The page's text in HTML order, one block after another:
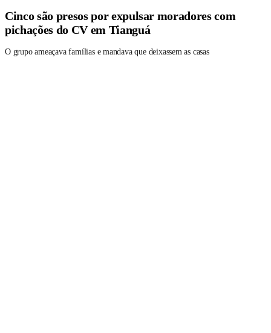
Cinco são presos por expulsar moradores com
pichações do CV em Tianguá
O grupo ameaçava famílias e mandava que deixassem as casas